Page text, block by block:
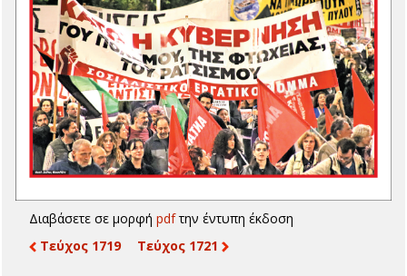
Διαβάσετε σε μορφήpdfτην έντυπη έκδοση
Τεύχος 1719
Τεύχος 1721